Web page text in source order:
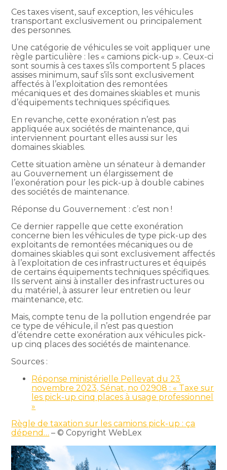
Ces taxes visent, sauf exception, les véhicules
transportant exclusivement ou principalement
des personnes.
Une catégorie de véhicules se voit appliquer une
règle particulière : les « camions pick-up ». Ceux-ci
sont soumis à ces taxes s’ils comportent 5 places
assises minimum, sauf s’ils sont exclusivement
affectés à l’exploitation des remontées
mécaniques et des domaines skiables et munis
d’équipements techniques spécifiques.
En revanche, cette exonération n’est pas
appliquée aux sociétés de maintenance, qui
interviennent pourtant elles aussi sur les
domaines skiables.
Cette situation amène un sénateur à demander
au Gouvernement un élargissement de
l’exonération pour les pick-up à double cabines
des sociétés de maintenance.
Réponse du Gouvernement : c’est non !
Ce dernier rappelle que cette exonération
concerne bien les véhicules de type pick-up des
exploitants de remontées mécaniques ou de
domaines skiables qui sont exclusivement affectés
à l’exploitation de ces infrastructures et équipés
de certains équipements techniques spécifiques.
Ils servent ainsi à installer des infrastructures ou
du matériel, à assurer leur entretien ou leur
maintenance, etc.
Mais, compte tenu de la pollution engendrée par
ce type de véhicule, il n’est pas question
d’étendre cette exonération aux véhicules pick-
up cinq places des sociétés de maintenance.
Sources :
Réponse ministérielle Pellevat du 23
novembre 2023, Sénat, no 02908 : « Taxe sur
les pick-up cinq places à usage professionnel
»
Règle de taxation sur les camions pick-up : ça
dépend… – © Copyright WebLex